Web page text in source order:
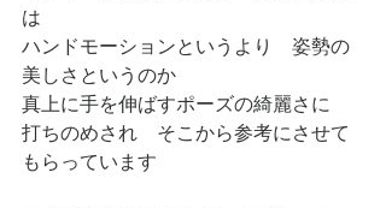
は
ハンドモーションというより　姿勢の
美しさというのか
真上に手を伸ばすポーズの綺麗さに
打ちのめされ　そこから参考にさせて
もらっています